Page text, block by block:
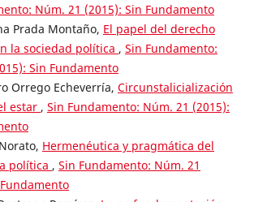
Núm. 21 (2015): Sin Fundamento
Prada Montaño, El papel del derecho
la sociedad política , Sin Fundamento:
Sin Fundamento
Orrego Echeverría, Circunstalicialización
estar , Sin Fundamento: Núm. 21 (2015):
Hermenéutica y pragmática del
política , Sin Fundamento: Núm. 21